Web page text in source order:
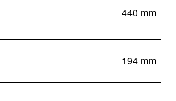
440 mm
194 mm